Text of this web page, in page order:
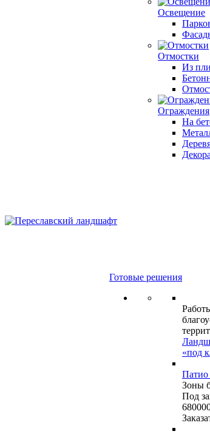
Освещение
Отмостки
Из
Ограждения
На
Готовые решения
«под
Патио
Зоны
Под